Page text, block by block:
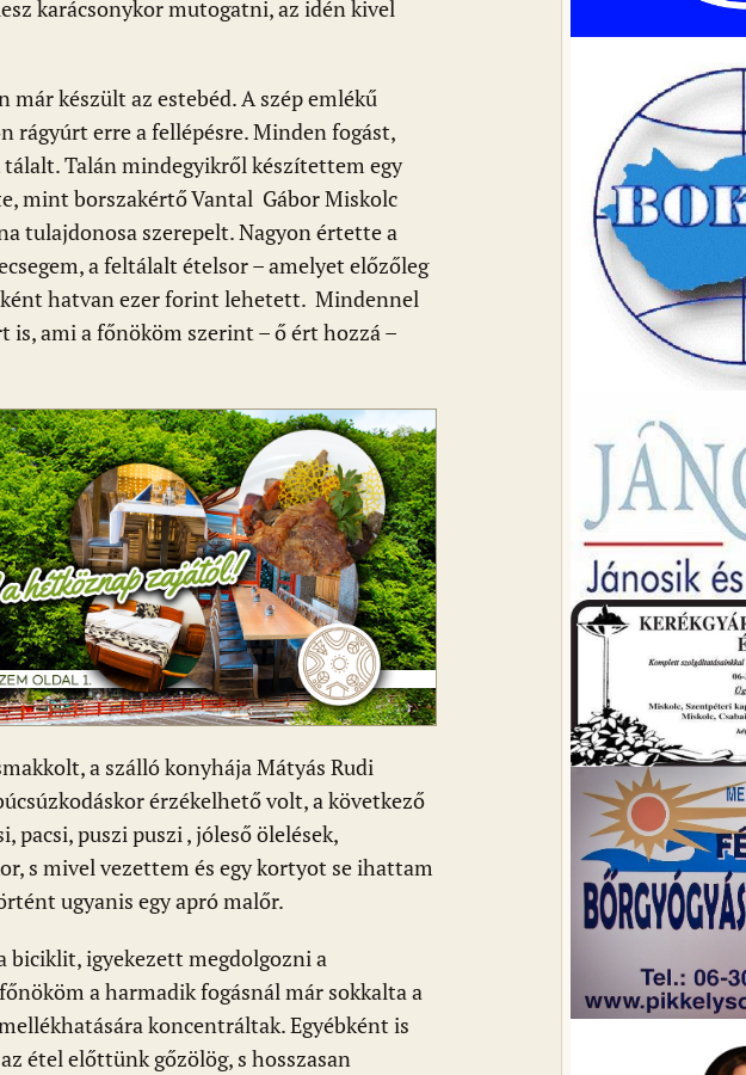
karácsonykor mutogatni, az idén kivel
már készült az estebéd. A szép emlékű
rágyúrt erre a fellépésre. Minden fogást,
Talán mindegyikről készítettem egy
mint borszakértő Vantal Gábor Miskolc
tulajdonosa szerepelt. Nagyon értette a
a feltálalt ételsor – amelyet előzőleg
hatvan ezer forint lehetett. Mindennel
is, ami a főnököm szerint – ő ért hozzá –
a szálló konyhája Mátyás Rudi
érzékelhető volt, a következő
pacsi, puszi puszi , jóleső ölelések,
s mivel vezettem és egy kortyot se ihattam
ugyanis egy apró malőr.
biciklit, igyekezett megdolgozni a
a harmadik fogásnál már sokkalta a
koncentráltak. Egyébként is
étel előttünk gőzölög, s hosszasan